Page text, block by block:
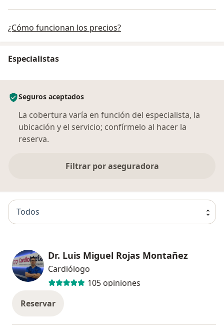
¿Cómo funcionan los precios?
Especialistas
Seguros aceptados
La cobertura varía en función del especialista, la
ubicación y el servicio; confírmelo al hacer la
reserva.
Filtrar por aseguradora
Todos
Dr. Luis Miguel Rojas Montañez
Cardiólogo
105 opiniones
Reservar